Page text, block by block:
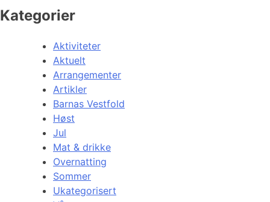
Kategorier
Aktiviteter
Aktuelt
Arrangementer
Artikler
Barnas Vestfold
Høst
Jul
Mat & drikke
Overnatting
Sommer
Ukategorisert